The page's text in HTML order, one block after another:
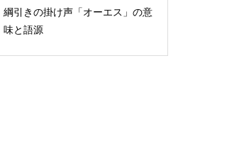
綱引きの掛け声「オーエス」の意
味と語源